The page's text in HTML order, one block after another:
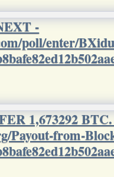
-
poll/enter/
1,673292
Payout-from-